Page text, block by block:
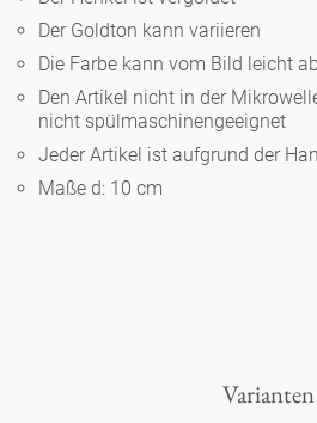
Porzellan
Ozean
Humor
klassische
zeitgenössische
Kleine
Runde Teller -
Ovale Teller -
Lange Teller 'de
Teekanne
Vasen 'de
Vasen
Fressnapf
Goldener
Korb 'de
Hände und
Bad
Spielen
Besteck
Figuren
Der Goldton kann variieren
Die Farbe kann vom Bild leicht
Den Artikel nicht in der
nicht spülmaschinengeeignet
Jeder Artikel ist aufgrund der
Maße d: 10 cm
Varianten